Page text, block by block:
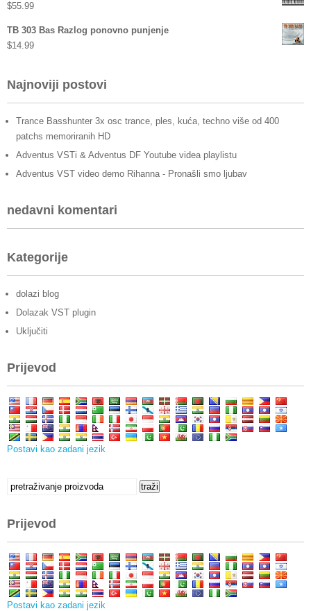
$55.99
TB 303 Bas Razlog ponovno punjenje
$14.99
Najnoviji postovi
Trance Basshunter 3x osc trance, ples, kuća, techno više od 400
patchs memoriranih HD
Adventus VSTi & Adventus DF Youtube videa playlistu
Adventus VST video demo Rihanna - Pronašli smo ljubav
nedavni komentari
Kategorije
dolazi blog
Dolazak VST plugin
Uključiti
Prijevod
Postavi kao zadani jezik
Traziti: traži
Prijevod
Postavi kao zadani jezik